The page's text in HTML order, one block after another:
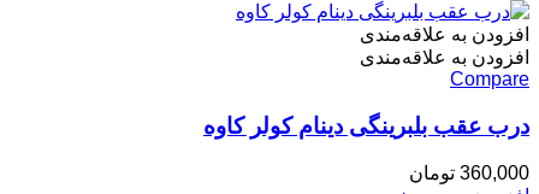
افزودن به علاقه‌مندی
افزودن به علاقه‌مندی
Compare
درب عقب بلبرینگی دینام کولر کاوه
360,000 تومان